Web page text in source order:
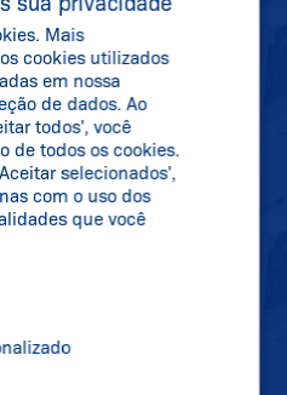
newsletter e receba
sobre novidades,
novos produtos
caixa de correio.
se
Mais
cookies utilizados
em nossa
de dados. Ao
todos', você
de todos os cookies.
selecionados',
com o uso dos
que você